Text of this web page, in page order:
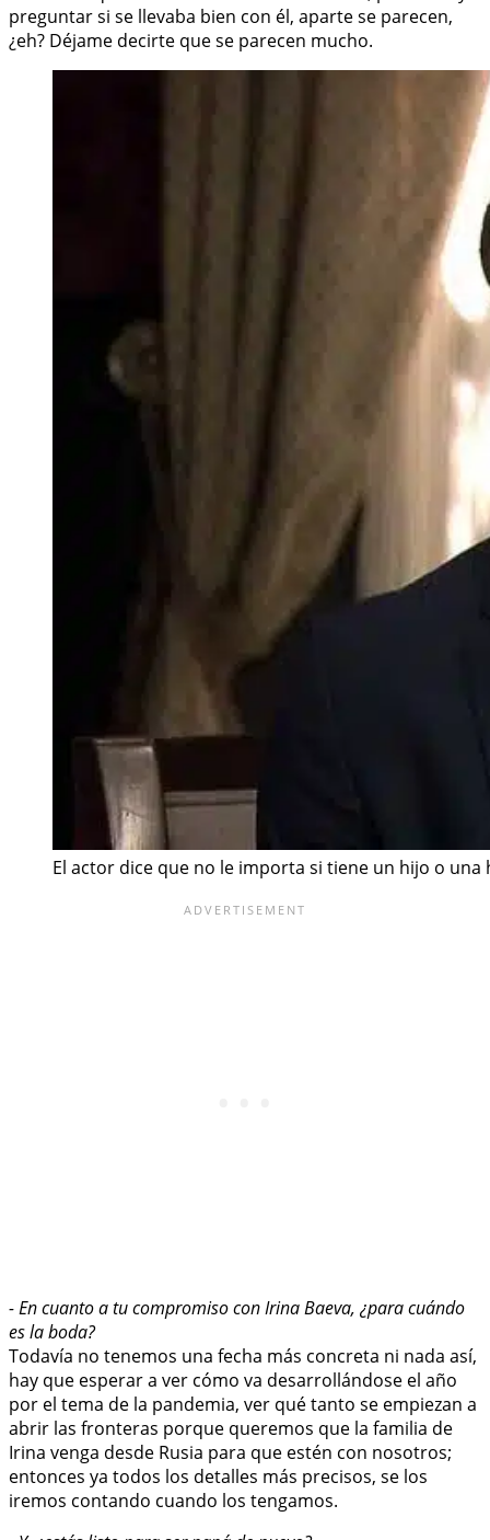
preguntar si se llevaba bien con él, aparte se parecen,
¿eh? Déjame decirte que se parecen mucho.
El actor dice que no le importa si tiene un hijo o
- En cuanto a tu compromiso con Irina Baeva, ¿para cuándo
es la boda?
Todavía no tenemos una fecha más concreta ni nada así,
hay que esperar a ver cómo va desarrollándose el año
por el tema de la pandemia, ver qué tanto se empiezan a
abrir las fronteras porque queremos que la familia de
Irina venga desde Rusia para que estén con nosotros;
entonces ya todos los detalles más precisos, se los
iremos contando cuando los tengamos.